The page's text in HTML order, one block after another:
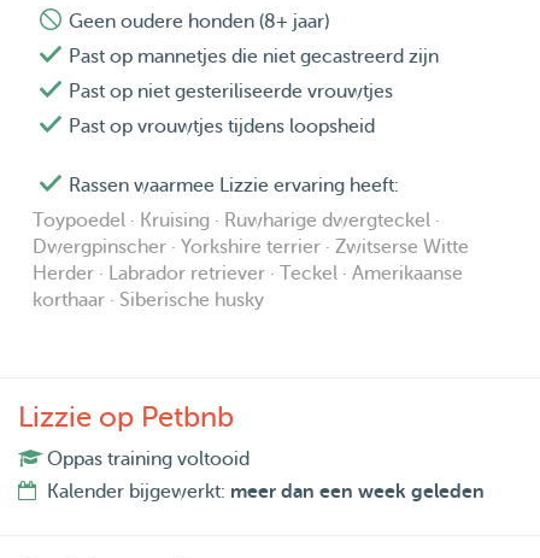
Geen oudere honden (8+ jaar)
Past op mannetjes die niet gecastreerd zijn
Past op niet gesteriliseerde vrouwtjes
Past op vrouwtjes tijdens loopsheid
Rassen waarmee Lizzie ervaring heeft:
Toypoedel · Kruising · Ruwharige dwergteckel ·
Dwergpinscher · Yorkshire terrier · Zwitserse Witte
Herder · Labrador retriever · Teckel · Amerikaanse
korthaar · Siberische husky
Lizzie op Petbnb
Oppas training voltooid
Kalender bijgewerkt: meer dan een week geleden